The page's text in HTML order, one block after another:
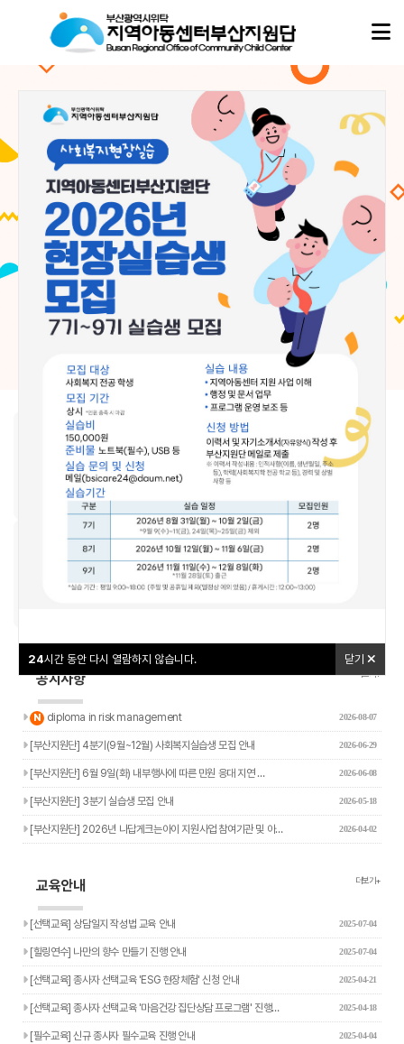
시간 동안 다시 열람하지 않습니다.
시간 동안 다시 열람하지 않습니다.
24시간 동안 다시 열람하지 않습니다. 닫기
아동이행복한 세상,
지역아동센터부산지원단
이 함께합니다.
지역아동센터부산지원단은
부산지역 16개 구·군의 모든 지역아동센터, 협동돌봄센터와 함께하며
아이들의 성장과 돌봄이 흔들리지 않도록 현장의 곁에서 따뜻한 울타리가 되겠습니다.
아동이행복한 세상,
지역아동센터부산지원단
이 함께합니다.
지역아동센터부산지원단은
부산지역 16개 구·군의 모든 지역아동센터, 협동돌봄센터와 함께하며
아이들의 성장과 돌봄이 흔들리지 않도록 현장의 곁에서 따뜻한 울타리가 되겠습니다.
02
우리동네돌봄지도 교육신청
공지사항 더보기+
N
새글
diploma in risk management 2026-08-07
[부산지원단] 4분기(9월~12월) 사회복지실습생 모집 안내 2026-06-29
[부산지원단] 6월 9일(화) 내부행사에 따른 민원 응대 지연 … 2026-06-08
[부산지원단] 3분기 실습생 모집 안내 2026-05-18
[부산지원단] 2026년 나답게크는아이 지원사업 참여기관 및 아… 2026-04-02
교육안내 더보기+
[선택교육] 상담일지 작성법 교육 안내 2025-07-04
[힐링연수] 나만의 향수 만들기 진행 안내 2025-07-04
[선택교육] 종사자 선택교육 'ESG 현장체험' 신청 안내 2025-04-21
[선택교육] 종사자 선택교육 '마음건강 집단상담 프로그램' 진행… 2025-04-18
[필수교육] 신규 종사자 필수교육 진행 안내 2025-04-04